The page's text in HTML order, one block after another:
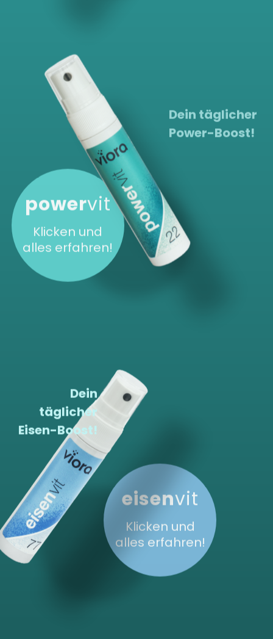
Dein täglicher
Power-Boost!
powervit
Klicken und
alles erfahren!
eisenvit
Klicken und
alles erfahren!
Dein
täglicher
Eisen-Boost!